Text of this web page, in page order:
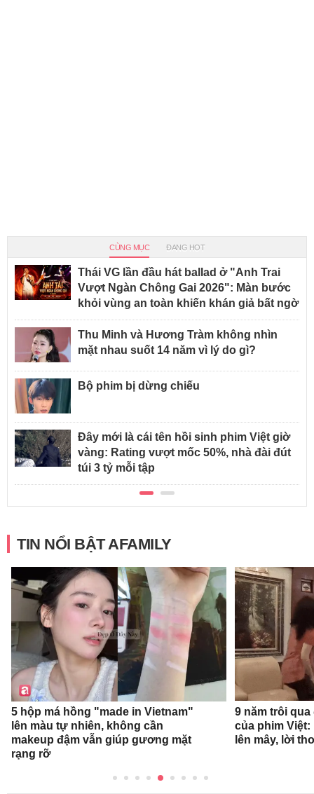
CÙNG MỤC ĐANG HOT
Thái VG lần đầu hát ballad ở "Anh Trai
Vượt Ngàn Chông Gai 2026": Màn bước
khỏi vùng an toàn khiến khán giả bất ngờ
Thu Minh và Hương Tràm không nhìn
mặt nhau suốt 14 năm vì lý do gì?
Bộ phim bị dừng chiếu
Đây mới là cái tên hồi sinh phim Việt giờ
vàng: Rating vượt mốc 50%, nhà đài đút
túi 3 tỷ mỗi tập
TIN NỔI BẬT AFAMILY
5 hộp má hồng "made in Vietnam"
lên màu tự nhiên, không cần
makeup đậm vẫn giúp gương mặt
rạng rỡ
9 năm trôi
của phim
lên mây, lời